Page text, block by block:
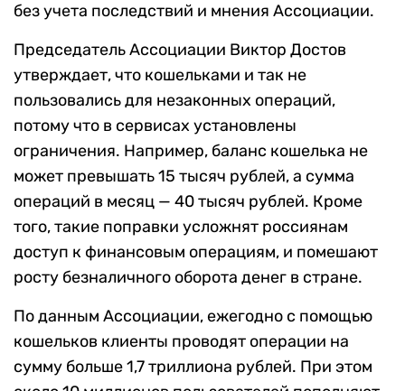
без учета последствий и мнения Ассоциации.
Председатель Ассоциации Виктор Достов
утверждает, что кошельками и так не
пользовались для незаконных операций,
потому что в сервисах установлены
ограничения. Например, баланс кошелька не
может превышать 15 тысяч рублей, а сумма
операций в месяц — 40 тысяч рублей. Кроме
того, такие поправки усложнят россиянам
доступ к финансовым операциям, и помешают
росту безналичного оборота денег в стране.
По данным Ассоциации, ежегодно с помощью
кошельков клиенты проводят операции на
сумму больше 1,7 триллиона рублей. При этом